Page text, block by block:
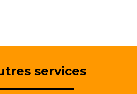
services